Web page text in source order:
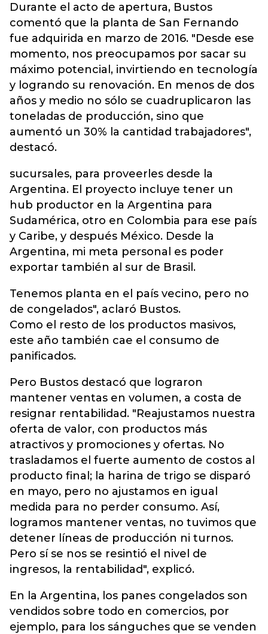
Durante el acto de apertura, Bustos
comentó que la planta de San Fernando
fue adquirida en marzo de 2016. "Desde ese
momento, nos preocupamos por sacar su
máximo potencial, invirtiendo en tecnología
y logrando su renovación. En menos de dos
años y medio no sólo se cuadruplicaron las
toneladas de producción, sino que
aumentó un 30% la cantidad trabajadores",
destacó.
sucursales, para proveerles desde la
Argentina. El proyecto incluye tener un
hub productor en la Argentina para
Sudamérica, otro en Colombia para ese país
y Caribe, y después México. Desde la
Argentina, mi meta personal es poder
exportar también al sur de Brasil.
Tenemos planta en el país vecino, pero no
de congelados", aclaró Bustos.
Como el resto de los productos masivos,
este año también cae el consumo de
panificados.
Pero Bustos destacó que lograron
mantener ventas en volumen, a costa de
resignar rentabilidad. "Reajustamos nuestra
oferta de valor, con productos más
atractivos y promociones y ofertas. No
trasladamos el fuerte aumento de costos al
producto final; la harina de trigo se disparó
en mayo, pero no ajustamos en igual
medida para no perder consumo. Así,
logramos mantener ventas, no tuvimos que
detener líneas de producción ni turnos.
Pero sí se nos se resintió el nivel de
ingresos, la rentabilidad", explicó.
En la Argentina, los panes congelados son
vendidos sobre todo en comercios, por
ejemplo, para los sánguches que se venden